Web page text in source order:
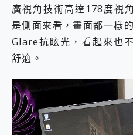
廣視角技術高達178度視
是側面來看，畫面都一樣
Glare抗眩光，看起來也
舒適。